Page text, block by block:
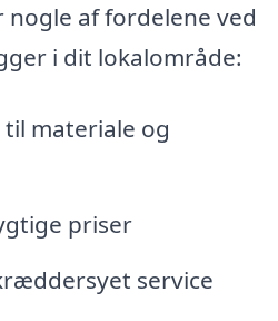
af fordelene ved
i dit lokalområde:
materiale og
priser
service